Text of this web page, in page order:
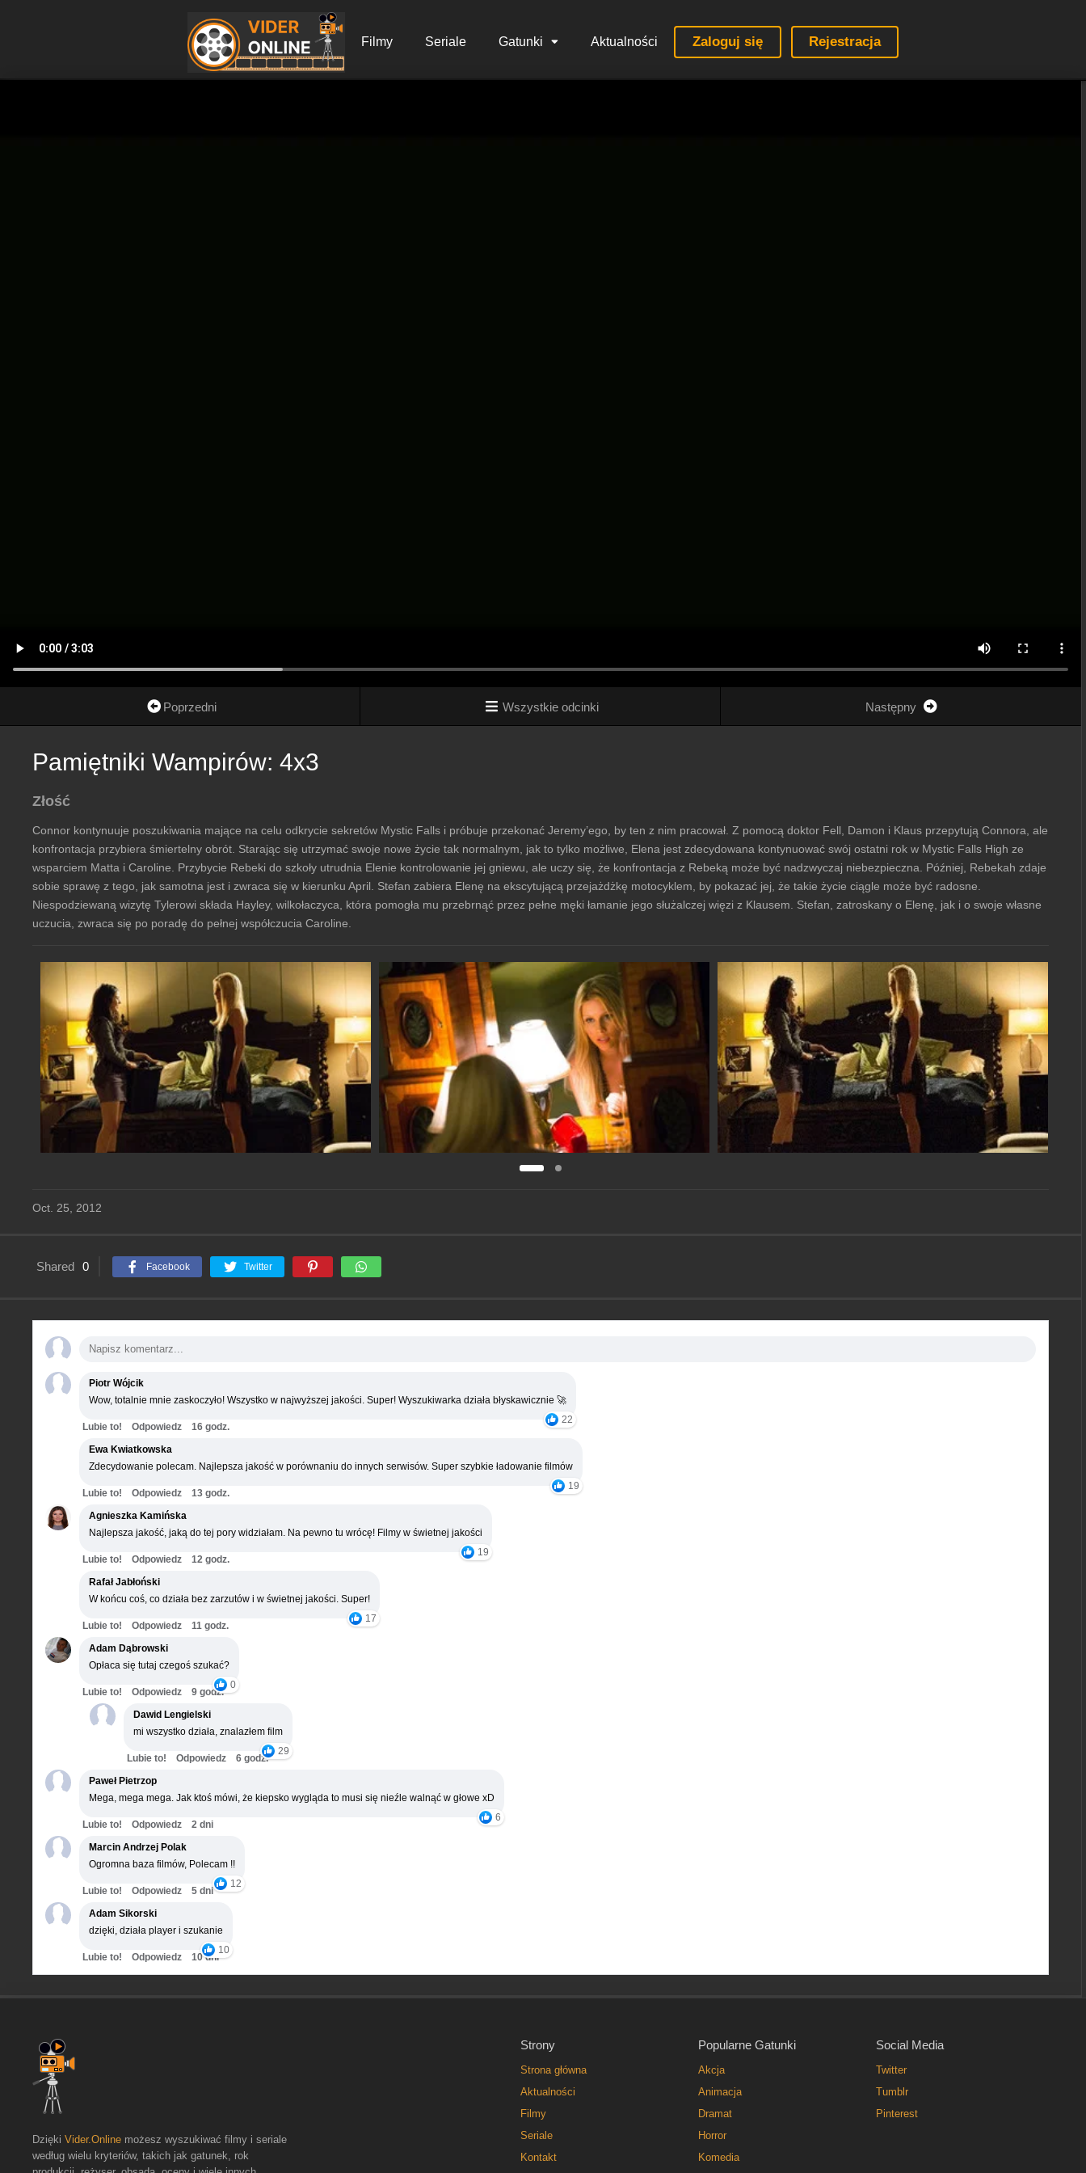
Filmy Seriale Gatunki Aktualności Zaloguj się Rejestracja
Poprzedni Wszystkie odcinki Następny
Pamiętniki Wampirów: 4x3
Złość
Connor kontynuuje poszukiwania mające na celu odkrycie sekretów Mystic Falls i próbuje przekonać Jeremy’ego, by ten z nim pracował. Z pomocą doktor Fell, Damon i Klaus przepytują Connora, ale
konfrontacja przybiera śmiertelny obrót. Starając się utrzymać swoje nowe życie tak normalnym, jak to tylko możliwe, Elena jest zdecydowana kontynuować swój ostatni rok w Mystic Falls High ze
wsparciem Matta i Caroline. Przybycie Rebeki do szkoły utrudnia Elenie kontrolowanie jej gniewu, ale uczy się, że konfrontacja z Rebeką może być nadzwyczaj niebezpieczna. Później, Rebekah zdaje
sobie sprawę z tego, jak samotna jest i zwraca się w kierunku April. Stefan zabiera Elenę na ekscytującą przejażdżkę motocyklem, by pokazać jej, że takie życie ciągle może być radosne.
Niespodziewaną wizytę Tylerowi składa Hayley, wilkołaczyca, która pomogła mu przebrnąć przez pełne męki łamanie jego służalczej więzi z Klausem. Stefan, zatroskany o Elenę, jak i o swoje własne
uczucia, zwraca się po poradę do pełnej współczucia Caroline.
Oct. 25, 2012
Shared 0 Facebook Twitter
Piotr Wójcik
Wow, totalnie mnie zaskoczyło! Wszystko w najwyższej jakości. Super! Wyszukiwarka działa błyskawicznie 🚀
22
Lubie to! Odpowiedz
16 godz.
Ewa Kwiatkowska
Zdecydowanie polecam. Najlepsza jakość w porównaniu do innych serwisów. Super szybkie ładowanie filmów
19
Lubie to! Odpowiedz
13 godz.
Agnieszka Kamińska
Najlepsza jakość, jaką do tej pory widziałam. Na pewno tu wrócę! Filmy w świetnej jakości
19
Lubie to! Odpowiedz
12 godz.
Rafał Jabłoński
W końcu coś, co działa bez zarzutów i w świetnej jakości. Super!
17
Lubie to! Odpowiedz
11 godz.
Adam Dąbrowski
Opłaca się tutaj czegoś szukać?
0
Lubie to! Odpowiedz
9 godz.
Dawid Lengielski
mi wszystko działa, znalazłem film
29
Lubie to! Odpowiedz
6 godz.
Paweł Pietrzop
Mega, mega mega. Jak ktoś mówi, że kiepsko wygląda to musi się nieźle walnąć w głowe xD
6
Lubie to! Odpowiedz
2 dni
Marcin Andrzej Polak
Ogromna baza filmów, Polecam !!
12
Lubie to! Odpowiedz
5 dni
Adam Sikorski
dzięki, działa player i szukanie
10
Lubie to! Odpowiedz 10 dni
Strony
Strona główna
Aktualności
Filmy
Seriale
Kontakt
Popularne Gatunki
Akcja
Animacja
Dramat
Horror
Komedia
Social Media
Twitter
Tumblr
Pinterest
Dzięki Vider.Online możesz wyszukiwać filmy i seriale
według wielu kryteriów, takich jak gatunek, rok